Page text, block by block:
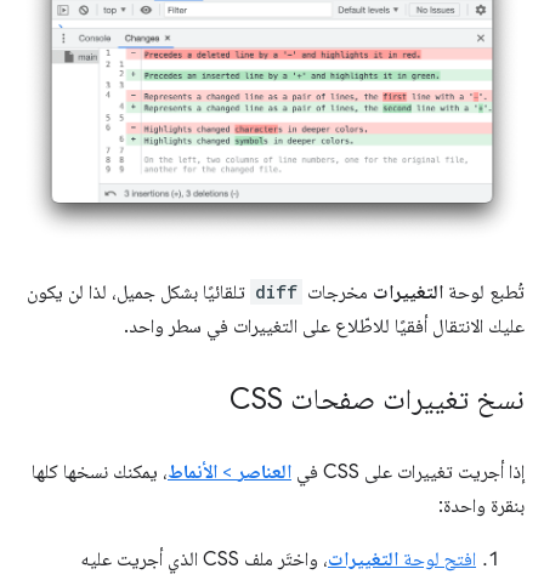
تُطبع لوحة التغييرات مخرجات diff تلقائيًا بشكل جميل، لذا لن يكون
عليك الانتقال أفقيًا للاطّلاع على التغييرات في سطر واحد.
نسخ تغييرات صفحات CSS
إذا أجريت تغييرات على CSS في العناصر > الأنماط، يمكنك نسخها كلها
بنقرة واحدة:
افتح لوحة التغييرات
، واختَر ملف CSS الذي أجريت عليه